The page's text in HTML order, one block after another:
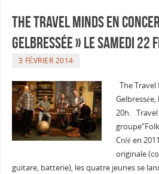
The Travel Minds en
Gelbressée » le samedi 22
3 FÉVRIER 2014
The
Gelbressée,
20h.
Créé en
originale
guitare, batterie), les quatre jeunes se